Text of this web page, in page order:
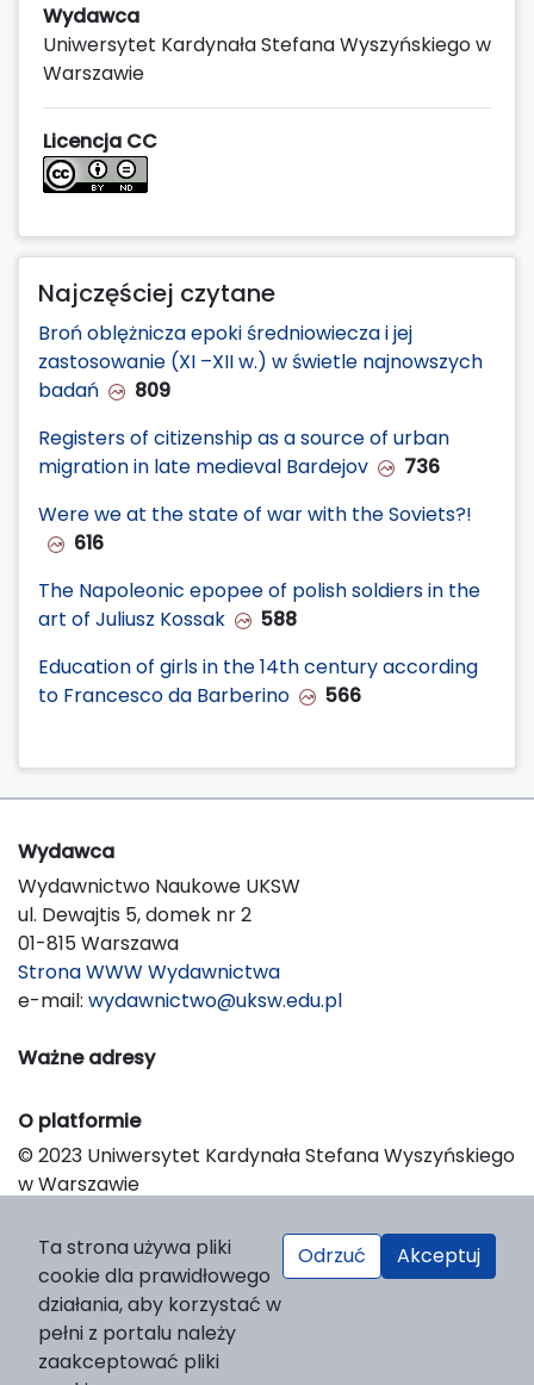
Wydawca
Uniwersytet Kardynała Stefana Wyszyńskiego w
Warszawie
Licencja CC
Najczęściej czytane
Broń oblężnicza epoki średniowiecza i jej
zastosowanie (XI –XII w.) w świetle najnowszych
badań
809
Registers of citizenship as a source of urban
migration in late medieval Bardejov
736
Were we at the state of war with the Soviets?!
616
The Napoleonic epopee of polish soldiers in the
art of Juliusz Kossak
588
Education of girls in the 14th century according
to Francesco da Barberino
566
Wydawca
Wydawnictwo Naukowe UKSW
ul. Dewajtis 5, domek nr 2
01-815 Warszawa
Strona WWW Wydawnictwa
e-mail: wydawnictwo@uksw.edu.pl
Ważne adresy
O platformie
© 2023 Uniwersytet Kardynała Stefana Wyszyńskiego
w Warszawie
Platform & Workflow by OJS/PKP
Ta strona używa pliki
cookie dla prawidłowego
działania, aby korzystać w
pełni z portalu należy
zaakceptować pliki
Odrzuć Akceptuj